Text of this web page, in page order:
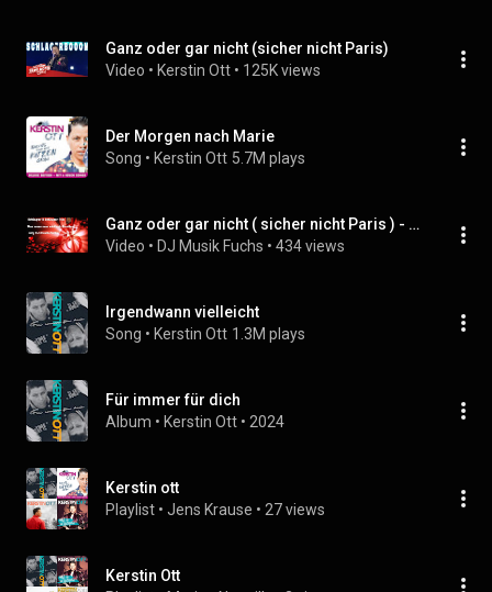
Ganz oder gar nicht (sicher nicht Paris)
Video • Kerstin Ott • 125K views
Der Morgen nach Marie
Song • Kerstin Ott 5.7M plays
Ganz oder gar nicht ( sicher nicht Paris ) - Kerstin Ott
Video • DJ Musik Fuchs • 434 views
Irgendwann vielleicht
Song • Kerstin Ott 1.3M plays
Für immer für dich
Album • Kerstin Ott • 2024
Kerstin ott
Playlist • Jens Krause • 27 views
Kerstin Ott